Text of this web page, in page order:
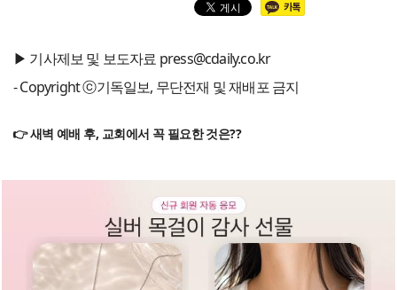
▶ 기사제보 및 보도자료 press@cdaily.co.kr
- Copyright ⓒ기독일보, 무단전재 및 재배포 금지
👉 새벽 예배 후, 교회에서 꼭 필요한 것은??